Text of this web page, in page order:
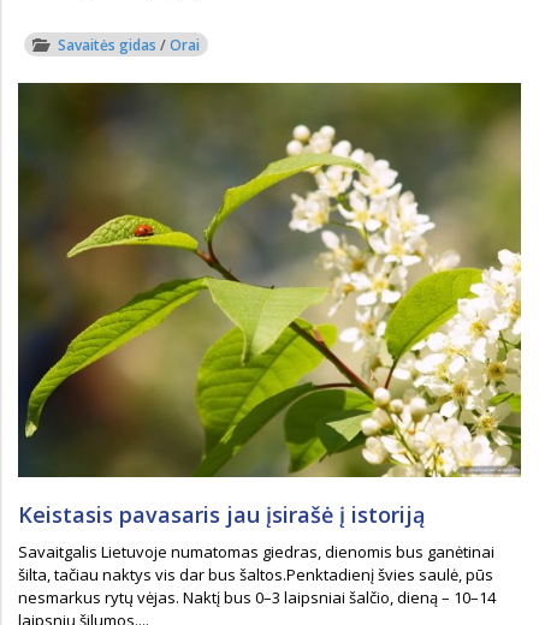
Savaitės gidas /Orai
Keistasis pavasaris jau įsirašė į istoriją
Savaitgalis Lietuvoje numatomas giedras, dienomis bus ganėtinai
šilta, tačiau naktys vis dar bus šaltos.Penktadienį švies saulė, pūs
nesmarkus rytų vėjas. Naktį bus 0–3 laipsniai šalčio, dieną – 10–14
laipsnių šilumos....